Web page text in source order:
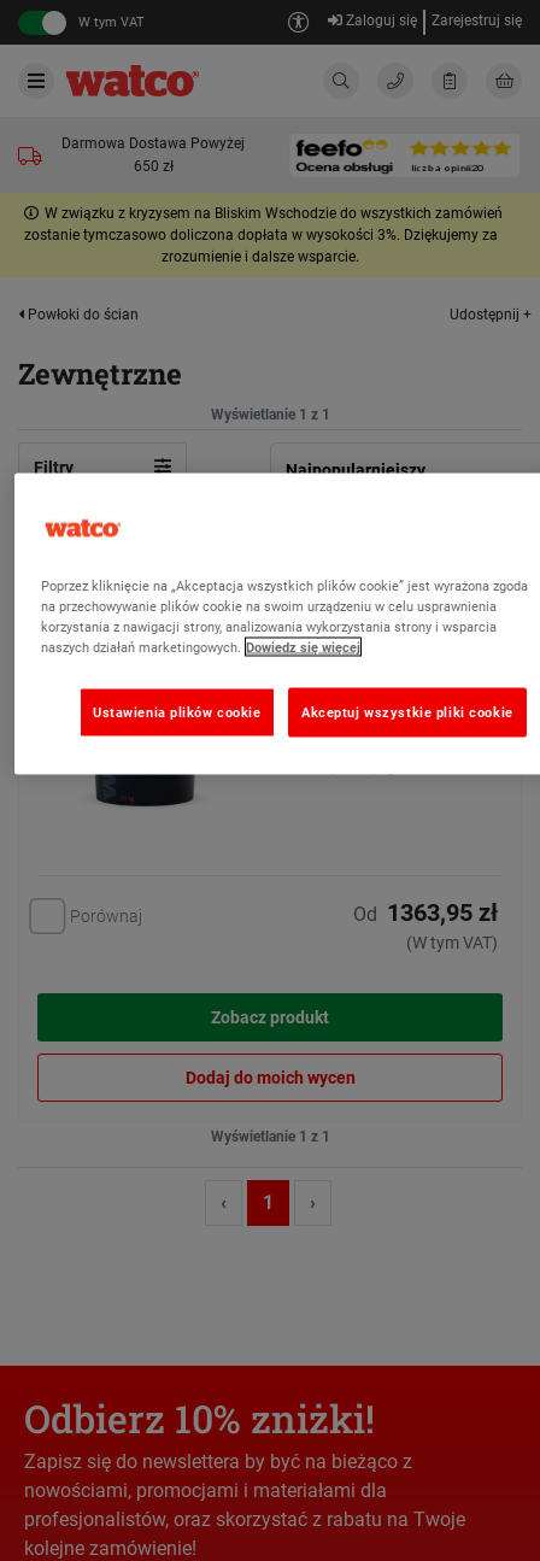
W tym VAT Zaloguj się Zarejestruj się
Darmowa Dostawa Powyżej
650 zł
W związku z kryzysem na Bliskim Wschodzie do wszystkich zamówień
zostanie tymczasowo doliczona dopłata w wysokości 3%. Dziękujemy za
zrozumienie i dalsze wsparcie.
Powłoki do ścian Udostępnij +
Zewnętrzne
Wyświetlanie 1 z 1
Filtry
Płynna, wodoszczelna powłoka impregnująca
(1)
Certyfikowana membrana
elastyczny impregnat do
podłóg
Porównaj Od 1363,95 zł
(W tym VAT)
Zobacz produkt
Dodaj do moich wycen
Wyświetlanie 1 z 1
‹ 1 ›
Odbierz 10% zniżki!
Zapisz się do newslettera by być na bieżąco z
nowościami, promocjami i materiałami dla
profesjonalistów, oraz skorzystać z rabatu na Twoje
kolejne zamówienie!
Poprzez kliknięcie na „Akceptacja wszystkich plików cookie” jest wyrażona zgoda
na przechowywanie plików cookie na swoim urządzeniu w celu usprawnienia
korzystania z nawigacji strony, analizowania wykorzystania strony i wsparcia
naszych działań marketingowych. Dowiedz się więcej
Akceptuj wszystkie pliki cookie
Ustawienia plików cookie